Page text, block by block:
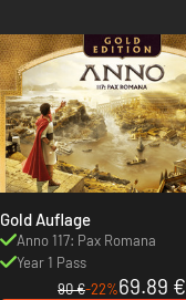
Gold Auflage
Anno 117: Pax Romana
Year 1 Pass
90 €-22%69.89 €